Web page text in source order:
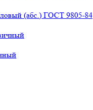
(абс.) ГОСТ 9805-84